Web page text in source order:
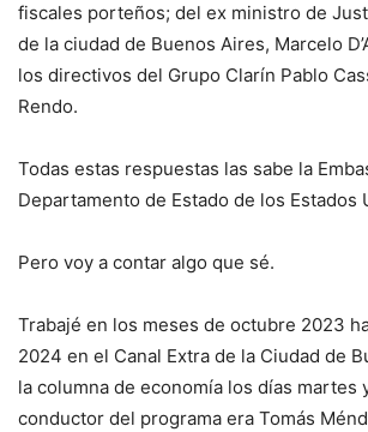
fiscales porteños; del ex ministro de
de la ciudad de Buenos Aires, Marcelo
los directivos del Grupo Clarín Pablo
Rendo.
Todas estas respuestas las sabe la
Departamento de Estado de los Estados
Pero voy a contar algo que sé.
Trabajé en los meses de octubre 2023
2024 en el Canal Extra de la Ciudad de
la columna de economía los días martes
conductor del programa era Tomás